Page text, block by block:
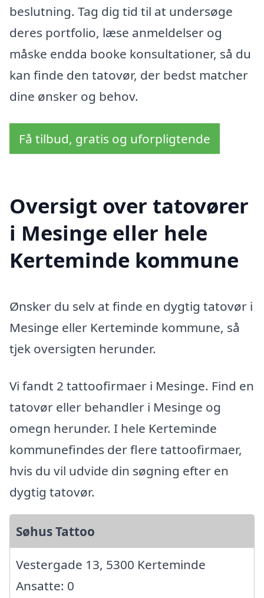
beslutning. Tag dig tid til at undersøge
deres portfolio, læse anmeldelser og
måske endda booke konsultationer, så du
kan finde den tatovør, der bedst matcher
dine ønsker og behov.
Få tilbud, gratis og uforpligtende
Oversigt over tatovører
i Mesinge eller hele
Kerteminde kommune
Ønsker du selv at finde en dygtig tatovør i
Mesinge eller Kerteminde kommune, så
tjek oversigten herunder.
Vi fandt 2 tattoofirmaer i Mesinge. Find en
tatovør eller behandler i Mesinge og
omegn herunder. I hele Kerteminde
kommunefindes der flere tattoofirmaer,
hvis du vil udvide din søgning efter en
dygtig tatovør.
Søhus Tattoo
Vestergade 13, 5300 Kerteminde
Ansatte: 0